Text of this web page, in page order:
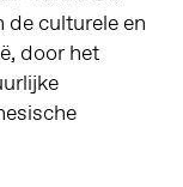
culturele en
door het